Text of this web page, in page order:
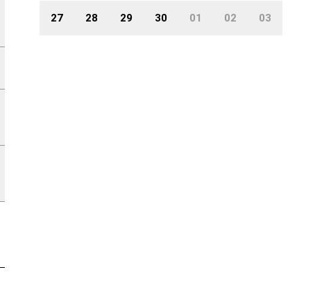
27 28 29 30 01 02 03